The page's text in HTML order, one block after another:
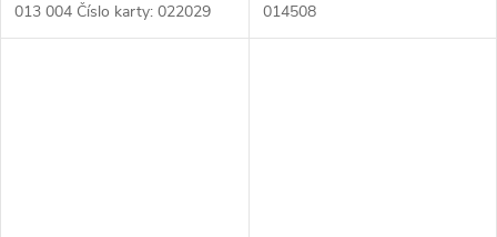
013 004 Číslo karty: 022029
014508